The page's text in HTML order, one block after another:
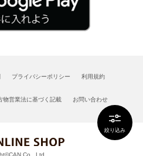
絞り込み
プライバシーポリシー 利用規約
物営業法に基づく記載 お問い合わせ
Co., Ltd